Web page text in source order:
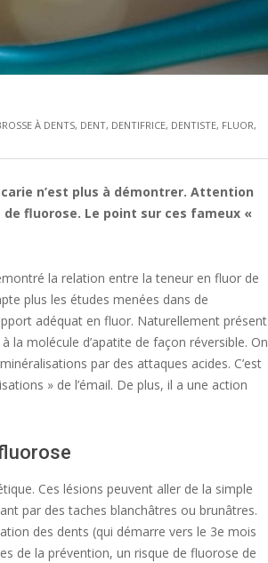
À DENTS, DENT, DENTIFRICE, DENTISTE, FLUOR,
n’est plus à démontrer. Attention
fluorose. Le point sur ces fameux «
la relation entre la teneur en fluor de
plus les études menées dans de
adéquat en fluor. Naturellement présent
la molécule d’apatite de façon réversible. On
par des attaques acides. C’est
» de l’émail. De plus, il a une action
Ces lésions peuvent aller de la simple
par des taches blanchâtres ou brunâtres.
des dents (qui démarre vers le 3e mois
de la prévention, un risque de fluorose de